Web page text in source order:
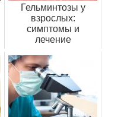
Гельминтозы у
взрослых:
симптомы и
лечение